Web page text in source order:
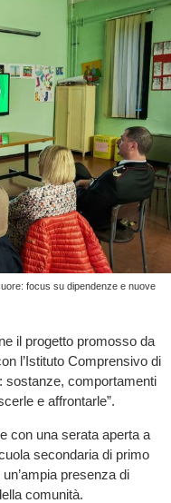
focus su dipendenze e nuove
il progetto promosso da
l’Istituto Comprensivo di
sostanze, comportamenti
e affrontarle”.
con una serata aperta a
secondaria di primo
presenza di
comunità.